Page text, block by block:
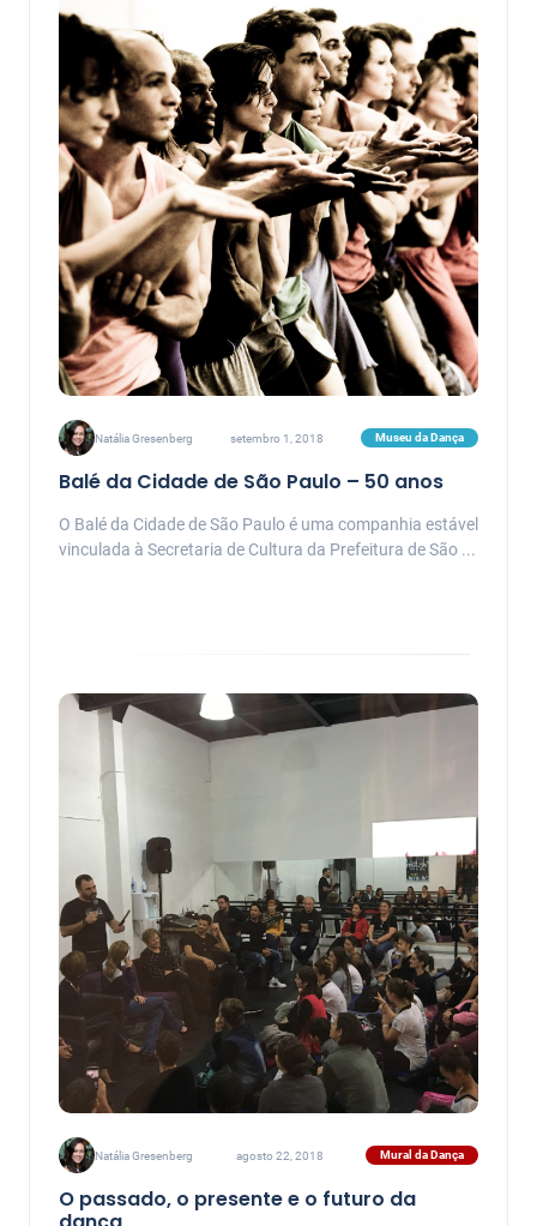
Natália Gresenberg setembro 1, 2018 Museu da Dança
Balé da Cidade de São Paulo – 50 anos
O Balé da Cidade de São Paulo é uma companhia estável
vinculada à Secretaria de Cultura da Prefeitura de São ...
Natália Gresenberg agosto 22, 2018 Mural da Dança
O passado, o presente e o futuro da